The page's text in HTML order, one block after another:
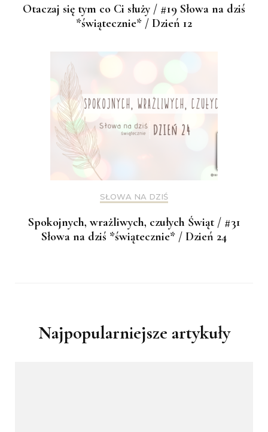
Otaczaj się tym co Ci służy / #19 Słowa na dziś
*świątecznie* / Dzień 12
SŁOWA NA DZIŚ
Spokojnych, wrażliwych, czułych Świąt / #31
Słowa na dziś *świątecznie* / Dzień 24
Najpopularniejsze artykuły